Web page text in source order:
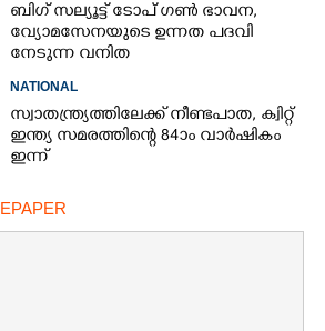
ബിഗ് സല്യൂട്ട് ടോപ് ഗൺ ഭാവന,​
വ്യോമസേനയുടെ ഉന്നത പദവി
നേടുന്ന വനിത
NATIONAL
സ്വാതന്ത്ര്യത്തിലേക്ക് നീണ്ടപാത, ക്വിറ്റ്
ഇന്ത്യ സമരത്തിന്റെ 84ാം വാർഷികം
ഇന്ന്
EPAPER